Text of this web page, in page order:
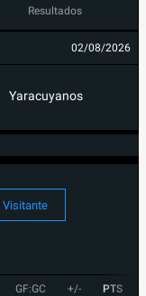
Resultados
02/08/2026
Yaracuyanos
Visitante
GF:GC +/- PTS